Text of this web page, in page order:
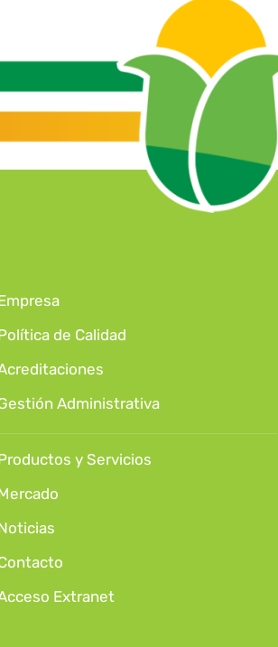
de Calidad
Administrativa
y Servicios
Extranet